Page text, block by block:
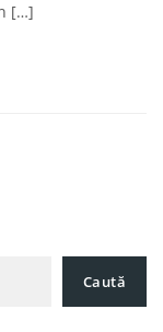
[…]
Caută